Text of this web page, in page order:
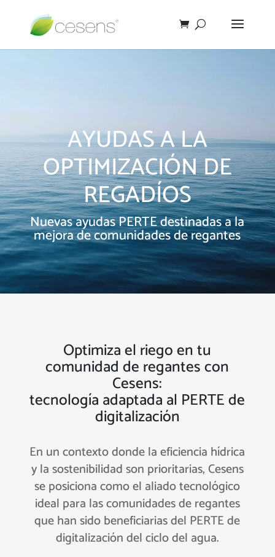
AYUDAS A LA
OPTIMIZACIÓN DE
REGADÍOS
Nuevas ayudas PERTE destinadas a la
mejora de comunidades de regantes
Optimiza el riego en tu
comunidad de regantes con
Cesens:
tecnología adaptada al PERTE de
digitalización
En un contexto donde la eficiencia hídrica
y la sostenibilidad son prioritarias, Cesens
se posiciona como el aliado tecnológico
ideal para las comunidades de regantes
que han sido beneficiarias del PERTE de
digitalización del ciclo del agua.